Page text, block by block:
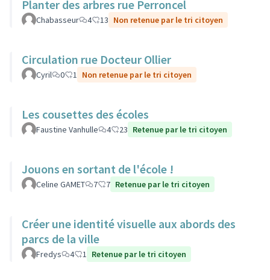
Planter des arbres rue Perroncel
Chabasseur 4 13 Non retenue par le tri citoyen
Circulation rue Docteur Ollier
Cyril 0 1 Non retenue par le tri citoyen
Les cousettes des écoles
Faustine Vanhulle 4 23 Retenue par le tri citoyen
Jouons en sortant de l'école !
Celine GAMET 7 7 Retenue par le tri citoyen
Créer une identité visuelle aux abords des
parcs de la ville
Fredys 4 1 Retenue par le tri citoyen